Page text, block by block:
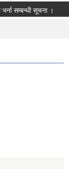
सम्बन्धी सूचना ।